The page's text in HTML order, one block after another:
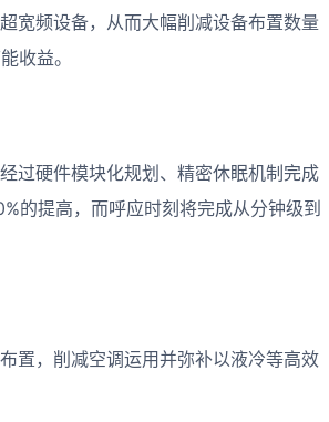
宽频设备，从而大幅削减设备布置数量
收益。
过硬件模块化规划、精密休眠机制完成
的提高，而呼应时刻将完成从分钟级到
置，削减空调运用并弥补以液冷等高效